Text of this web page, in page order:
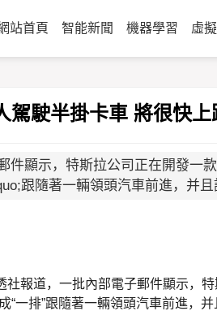
站首頁 智能新聞 機器學習 虛
駕駛半掛卡車 將很快上
件顯示，特斯拉公司正在開發一
跟隨著一輛領頭汽車前進，并
社報道，一批內部電子郵件顯示，
“一排”跟隨著一輛領頭汽車前進，